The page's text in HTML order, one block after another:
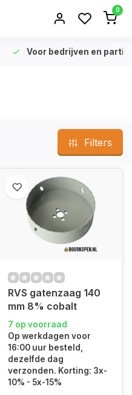
0
Voor bedrijven en
Filters
RVS gatenzaag 140
mm 8% cobalt
7 op voorraad
Op werkdagen voor
16:00 uur besteld,
dezelfde dag
verzonden. Korting: 3x-
10% - 5x-15%